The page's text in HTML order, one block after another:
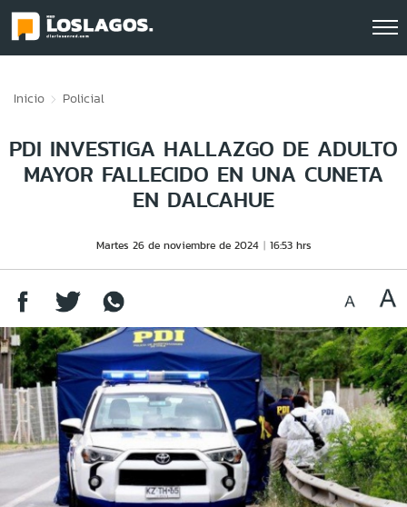
Inicio Policial
PDI INVESTIGA HALLAZGO DE ADULTO
MAYOR FALLECIDO EN UNA CUNETA
EN DALCAHUE
Martes 26 de noviembre de 2024 16:53 hrs